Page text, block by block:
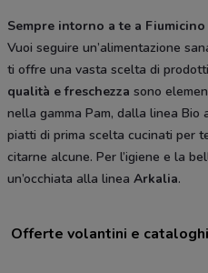
Sempre intorno a te a Fiumicino
Vuoi seguire un’alimentazione
ti offre una vasta scelta di
qualità e freschezza sono
nella gamma Pam, dalla linea Bio
piatti di prima scelta cucinati per
citarne alcune. Per l’igiene e la
un’occhiata alla linea Arkalia.
Offerte volantini e